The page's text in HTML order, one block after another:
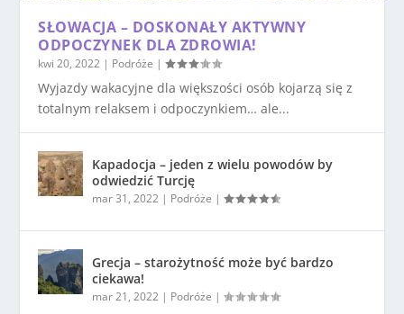
SŁOWACJA – DOSKONAŁY AKTYWNY
ODPOCZYNEK DLA ZDROWIA!
kwi 20, 2022 | Podróże |
Wyjazdy wakacyjne dla większości osób kojarzą się z
totalnym relaksem i odpoczynkiem… ale...
Kapadocja – jeden z wielu powodów by
odwiedzić Turcję
mar 31, 2022 | Podróże |
Grecja – starożytność może być bardzo
ciekawa!
mar 21, 2022 | Podróże |